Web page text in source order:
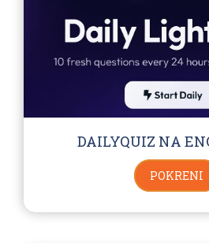
DAILYQUIZ NA
POKRENI